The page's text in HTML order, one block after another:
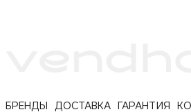
БРЕНДЫ ДОСТАВКА ГАРАНТИЯ